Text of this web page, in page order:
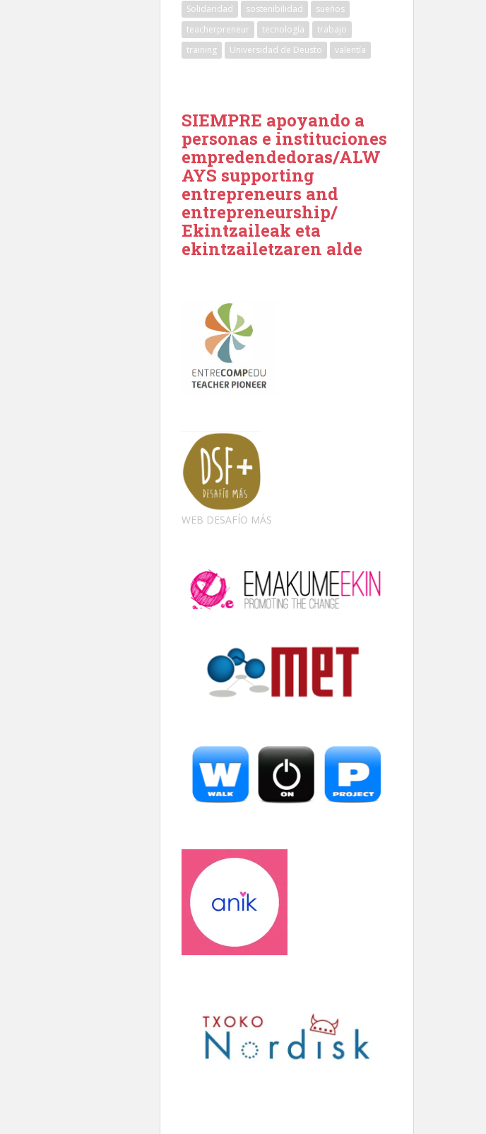
Solidaridad
sostenibilidad
sueños
teacherpreneur
tecnología
trabajo
training
Universidad de Deusto valentía
SIEMPRE apoyando a
personas e instituciones
empredendedoras/ALW
AYS supporting
entrepreneurs and
entrepreneurship/
Ekintzaileak eta
ekintzailetzaren alde
WEB DESAFÍO MÁS